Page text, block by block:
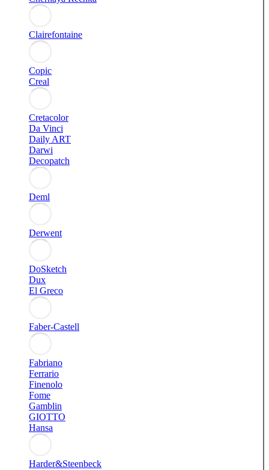
Clairefontaine
Copic
Creal
Cretacolor
Da Vinci
Daily ART
Darwi
Decopatch
Deml
Derwent
DoSketch
Dux
El Greco
Faber-Castell
Fabriano
Ferrario
Finenolo
Fome
Gamblin
GIOTTO
Hansa
Harder&Steenbeck